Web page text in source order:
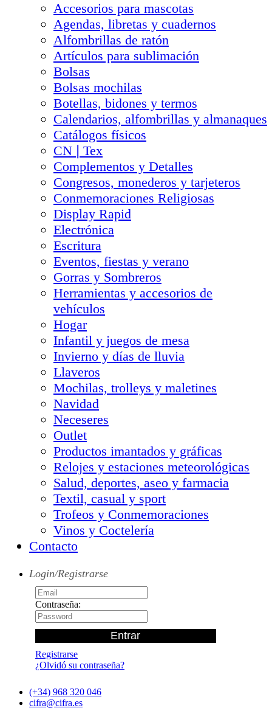
Accesorios para mascotas
Agendas, libretas y cuadernos
Alfombrillas de ratón
Artículos para sublimación
Bolsas
Bolsas mochilas
Botellas, bidones y termos
Calendarios, alfombrillas y almanaques
Catálogos físicos
CN❘Tex
Complementos y Detalles
Congresos, monederos y tarjeteros
Conmemoraciones Religiosas
Display Rapid
Electrónica
Escritura
Eventos, fiestas y verano
Gorras y Sombreros
Herramientas y accesorios de
vehículos
Hogar
Infantil y juegos de mesa
Invierno y días de lluvia
Llaveros
Mochilas, trolleys y maletines
Navidad
Neceseres
Outlet
Productos imantados y gráficas
Relojes y estaciones meteorológicas
Salud, deportes, aseo y farmacia
Textil, casual y sport
Trofeos y Conmemoraciones
Vinos y Coctelería
Contacto
Login/Registrarse
Contraseña:
Registrarse
¿Olvidó su contraseña?
(+34) 968 320 046
cifra@cifra.es